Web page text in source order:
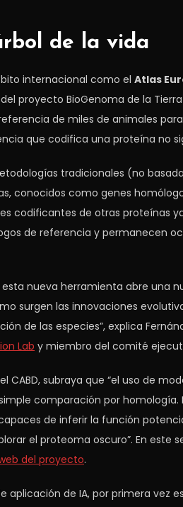
de la vida
internacional como el Atlas
proyecto BioGenoma de la
de miles de animales
que codifica una proteína no
tradicionales (no
conocidos como genes
codificantes de otras proteínas
de referencia y permanecen
nueva herramienta abre una
surgen las innovaciones
de las especies”, explica
Lab y miembro del comité
CABD, subraya que “el uso de
comparación por homología.
de inferir la función
el proteoma oscuro”. En este
del proyecto.
de IA, por primera vez